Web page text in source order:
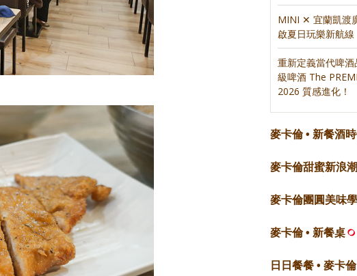
MINI ✕ 宜蘭凱渡
啟夏日玩樂新航線
重新定義當代啤
級啤酒 The
2026 質感進化！
麥卡倫 • 新餐酒
麥卡倫甜蜜新浪潮
麥卡倫團圓美味學
麥卡倫 • 新餐桌
日日餐餐 • 麥卡倫